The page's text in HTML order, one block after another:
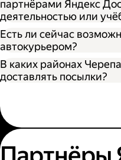
партнёрами Яндекс
деятельностью или
Есть ли сейчас
автокурьером?
В каких районах
доставлять посылки?